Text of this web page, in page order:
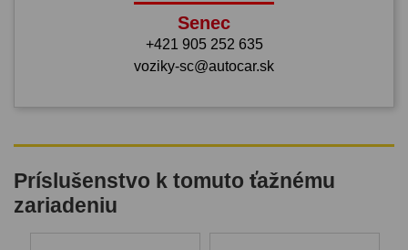
Senec
+421 905 252 635
voziky-sc@autocar.sk
Príslušenstvo k tomuto ťažnému
zariadeniu